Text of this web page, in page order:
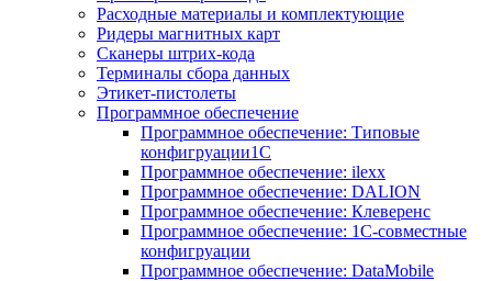
Расходные материалы и комплектующие
Ридеры магнитных карт
Сканеры штрих-кода
Терминалы сбора данных
Этикет-пистолеты
Программное обеспечение
Программное обеспечение: Типовые
конфигруации1С
Программное обеспечение: ilexx
Программное обеспечение: DALION
Программное обеспечение: Клеверенс
Программное обеспечение: 1С-совместные
конфигруации
Программное обеспечение: DataMobile